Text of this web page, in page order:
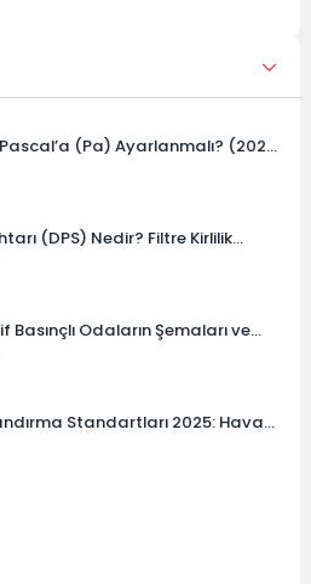
(Pa) Ayarlanmalı? (2026
(DPS) Nedir? Filtre Kirlilik
Odaların Şemaları ve
Standartları 2025: Hava
ve Basınç Dengeleri